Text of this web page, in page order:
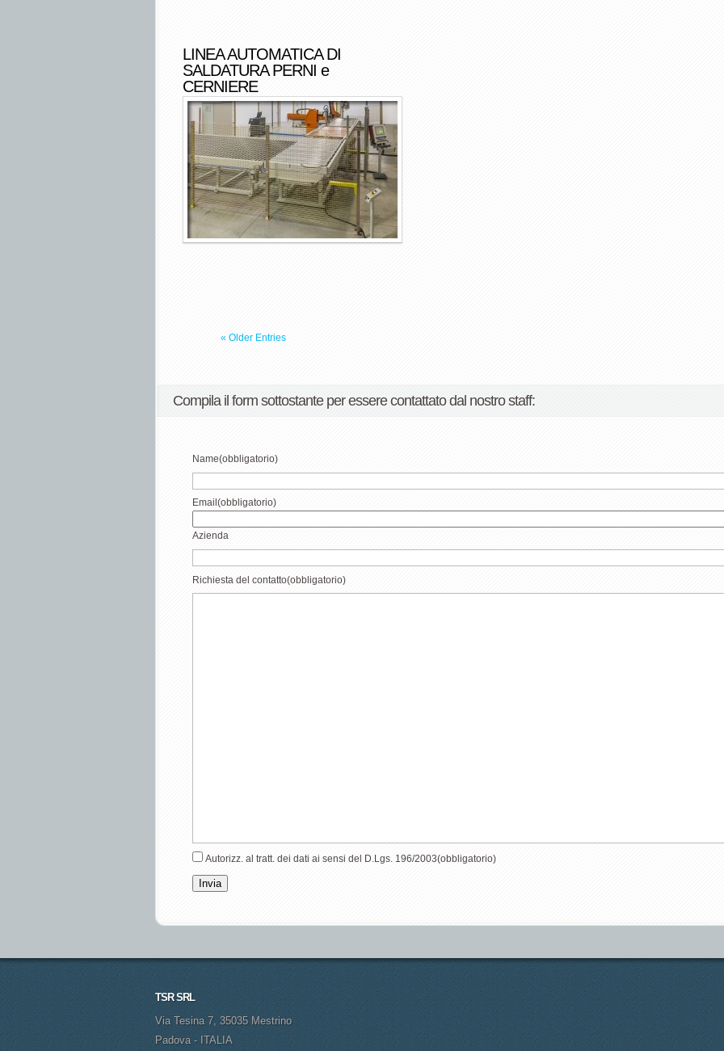
LINEA AUTOMATICA DI
SALDATURA PERNI e
CERNIERE
« Older Entries
Compila il form sottostante per essere contattato dal nostro staff:
Name(obbligatorio)
Email (obbligatorio)
Azienda
Richiesta del contatto(obbligatorio)
Autorizz. al tratt. dei dati ai sensi del D.Lgs. 196/2003(obbligatorio)
Invia
TSR SRL
Via Tesina 7, 35035 Mestrino
Padova - ITALIA